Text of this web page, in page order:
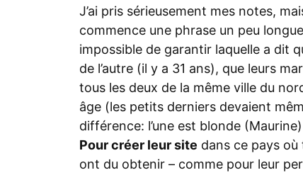
J’ai pris sérieusement mes notes,
commence une phrase un peu
impossible de garantir laquelle a dit
de l’autre (il y a 31 ans), que leurs
tous les deux de la même ville du
âge (les petits derniers devaient
différence: l’une est blonde
Pour créer leur site dans ce pays où
ont du obtenir – comme pour leur